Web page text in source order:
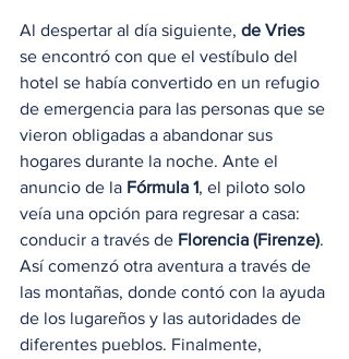
Al despertar al día siguiente, de Vries
se encontró con que el vestíbulo del
hotel se había convertido en un refugio
de emergencia para las personas que se
vieron obligadas a abandonar sus
hogares durante la noche. Ante el
anuncio de la Fórmula 1, el piloto solo
veía una opción para regresar a casa:
conducir a través de Florencia (Firenze).
Así comenzó otra aventura a través de
las montañas, donde contó con la ayuda
de los lugareños y las autoridades de
diferentes pueblos. Finalmente,